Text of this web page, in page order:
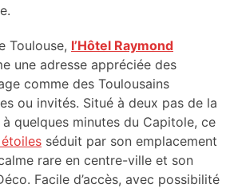
Toulouse, l’Hôtel Raymond
une adresse appréciée des
comme des Toulousains
ou invités. Situé à deux pas de la
quelques minutes du Capitole, ce
séduit par son emplacement
rare en centre-ville et son
Facile d’accès, avec possibilité